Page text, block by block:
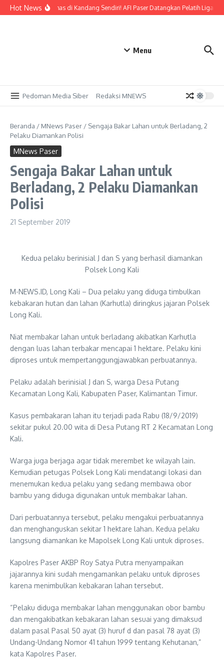
Lewati ke konten
Hot NewsBidik Emas di Kandang Sendiri! AFI Paser Datangkan Pelatih Liga
Menu
Pedoman Media Siber Redaksi MNEWS
Beranda / MNews Paser / Sengaja Bakar Lahan untuk Berladang, 2
Pelaku Diamankan Polisi
MNews Paser
Sengaja Bakar Lahan untuk
Berladang, 2 Pelaku Diamankan
Polisi
21 September 2019
Kedua pelaku berinisial J dan S yang berhasil diamankan
Polsek Long Kali
M-NEWS.ID, Long Kali – Dua pelaku yang diduga timbulkan
kebakaran hutan dan lahan (Karhutla) diringkus jajaran Polsek
Long Kali.
Niat membakar lahan untuk berladang akibatkan Karhutla
dengan luas lahan terbakar mencapai 1 hektare. Pelaku kini
diproses untuk mempertanggungjawabkan perbuatannya.
Pelaku adalah berinisial J dan S, warga Desa Putang
Kecamatan Long Kali, Kabupaten Paser, Kalimantan Timur.
Kasus pembakaran lahan itu terjadi pada Rabu (18/9/2019)
sekitar pukul 20.00 wita di Desa Putang RT 2 Kecamatan Long
Kali.
Warga juga berjaga agar tidak merembet ke wilayah lain.
Kemudian petugas Polsek Long Kali mendatangi lokasi dan
menemukan kedua pelaku yang sedang membawa obor
bambu yang diduga digunakan untuk membakar lahan.
Dari perbuatannya tersebut, pelaku mengakui perbuatannya
dan menghanguskan sekitar 1 hektare lahan. Kedua pelaku
langsung diamankan ke Mapolsek Long Kali untuk diproses.
Kapolres Paser AKBP Roy Satya Putra menyampaikan
jajarannya kini sudah mengamankan pelaku untuk diproses
karena menimbulkan kebakaran lahan tersebut.
“Pelaku diduga membakar lahan menggunakan obor bambu
dan mengakibatkan kebakaran lahan sesuai yang dimaksud
dalam pasal Pasal 50 ayat (3) huruf d dan pasal 78 ayat (3)
Undang-Undang Nomor 41 tahun 1999 tentang Kehutanan,”
kata Kapolres Paser.